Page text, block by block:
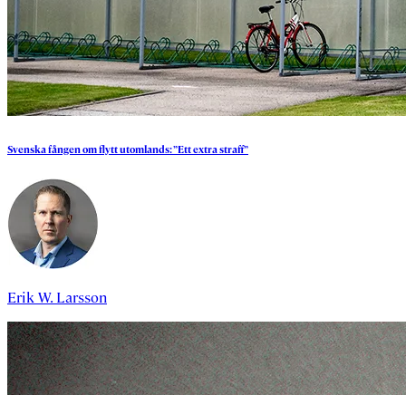
Svenskafångenomflyttutomlands:”Ettextrastraff”
Erik W. Larsson